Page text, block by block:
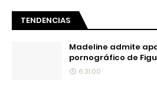
TENDENCIAS
Madeline admite
pornográfico de
6:31:00